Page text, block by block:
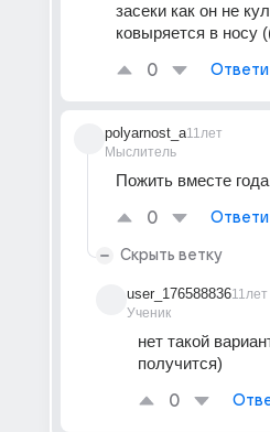
засеки как он не
ковыряется в носу
0
polyarnost_a
Мыслитель
11лет
Пожить вместе
0
Скрыть ветку
user_176588836
Ученик
11лет
нет такой
получится)
0